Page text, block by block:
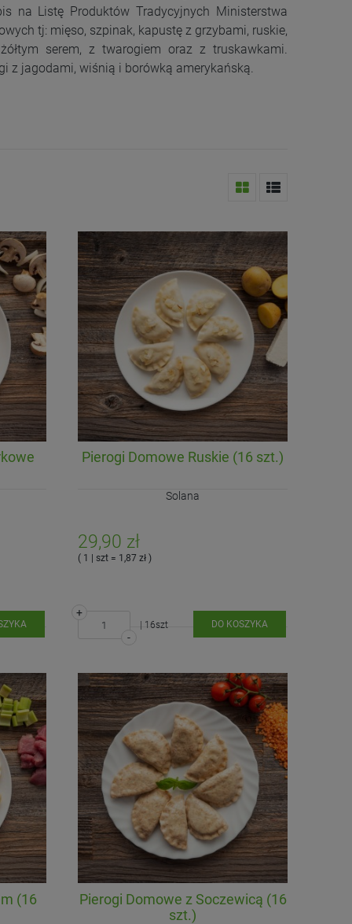
7,90 zł
-
| pęczek
DO KOSZYKA
Słodziak
29,50 zł
+
18,50 zł
-
| litr
DO KOSZYKA
Mleko jerseyowe
15,50 zł
+
na Listę Produktów Tradycyjnych Ministerstwa
tj: mięso, szpinak, kapustę z grzybami, ruskie,
serem, z twarogiem oraz z truskawkami.
z jagodami, wiśnią i borówką amerykańską.
Pierogi Domowe Ruskie (16 szt.)
Solana
29,90 zł
( 1 | szt = 1,87 zł )
-
+
| 16szt DO KOSZYKA
(16
Pierogi Domowe z Soczewicą (16
szt.)